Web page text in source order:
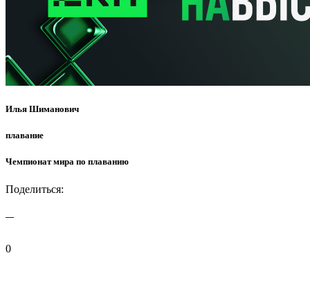
Илья Шиманович
плавание
Чемпионат мира по плаванию
Поделиться:
0